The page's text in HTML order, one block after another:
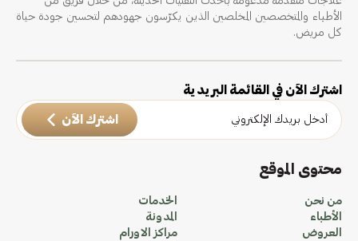
الأطباء والمتخصصين المخلصين الذين يكرّسون جهودهم لتحسين جودة حياة
كل مريض.
اشترك الآن في القائمة البريدية
اشترك الآن
محتوى الموقع
من نحن
الأطباء
العروض
الخدمات
المدونة
مراكز الاورام